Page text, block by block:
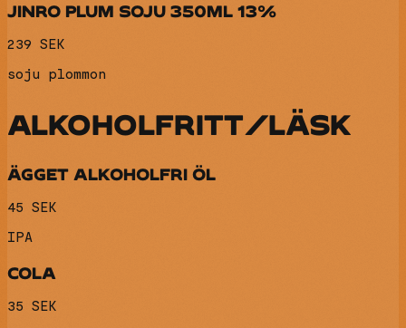
JINRO PLUM SOJU 350ML 13%
239 SEK
soju plommon
ALKOHOLFRITT/LÄSK
ÄGGET ALKOHOLFRI ÖL
45 SEK
IPA
COLA
35 SEK